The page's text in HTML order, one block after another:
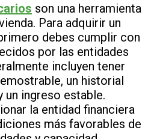
son una herramienta
Para adquirir un
debes cumplir con
por las entidades
incluyen tener
un historial
ingreso estable.
la entidad financiera
más favorables de